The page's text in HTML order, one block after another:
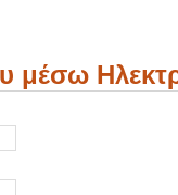
μέσω